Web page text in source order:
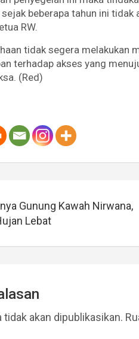
beberapa tahun ini
RW.
tidak segera melakukan
terhadap akses yang
(Red)
Gunung Kawah Nirwana,
Lebat
tidak akan dipublikasikan.